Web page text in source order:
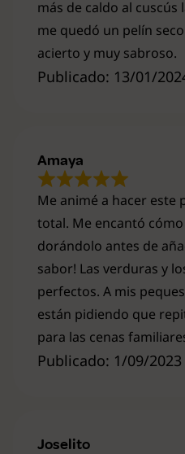
Publicado: 13/01/
más de caldo al
me quedó un pelín
acierto y muy sabroso.
Publicado: 1/09/2023
Me animé a hacer este
total. Me encantó
dorándolo antes de
sabor! Las verduras y
perfectos. A mis
están pidiendo que
para las cenas
Amaya
Joselito